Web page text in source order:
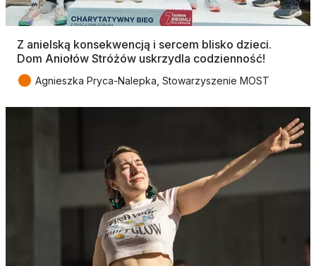
Z anielską konsekwencją i sercem blisko dzieci.
Dom Aniołów Stróżów uskrzydla codzienność!
● Agnieszka Pryca-Nalepka, Stowarzyszenie MOST